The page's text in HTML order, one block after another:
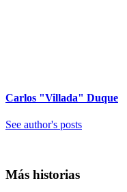
Carlos "Villada" Duque
See author's posts
Más historias